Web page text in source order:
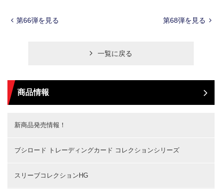
第66弾を見る
一覧に戻る
第68弾を見る
商品情報
新商品発売情報！
ブシロード トレーディングカード コレクションシリーズ
スリーブコレクションHG